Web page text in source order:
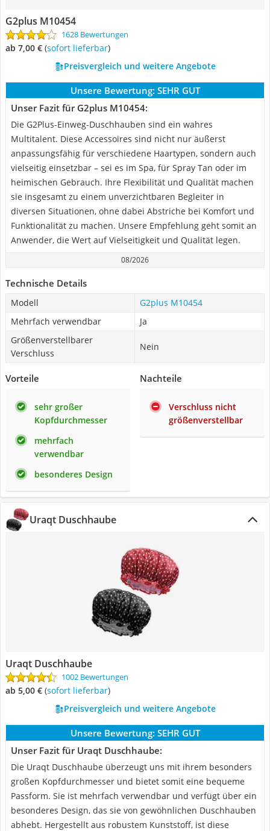
G2plus M10454
1628 Bewertungen
ab 7,00 € ( Sofort lieferbar)
Preisvergleich und weitere Angebote
Unsere Bewertung: SEHR GUT
Unser Fazit für G2plus M10454:
Die G2Plus-Einweg-Duschhauben sind ein wahres
Multitalent. Diese Accessoires sind nicht nur äußerst
anpassungsfähig für verschiedene Haartypen, sondern auch
vielseitig einsetzbar – sei es im Spa, für Spray Tan oder im
heimischen Gebrauch. Ihre Flexibilität und Qualität machen
sie insgesamt zu einem unverzichtbaren Begleiter in
diversen Situationen, ohne dabei Abstriche bei Komfort und
Funktionalität zu machen. Unsere Empfehlung geht somit an
Anwender, die Wert auf Vielseitigkeit und Qualität legen.
08/2026
Technische Details
Modell
G2plus M10454
Mehrfach verwendbar
Ja
Größenverstellbarer
Verschluss
Nein
Vorteile
sehr großer
Kopfdurchmesser
mehrfach
verwendbar
besonderes Design
Nachteile
Verschluss nicht
größenverstellbar
Uraqt Duschhaube
Uraqt Duschhaube
1002 Bewertungen
ab 5,00 € ( Sofort lieferbar)
Preisvergleich und weitere Angebote
Unsere Bewertung: SEHR GUT
Unser Fazit für Uraqt Duschhaube:
Die Uraqt Duschhaube überzeugt uns mit ihrem besonders
großen Kopfdurchmesser und bietet somit eine bequeme
Passform. Sie ist mehrfach verwendbar und verfügt über ein
besonderes Design, das sie von gewöhnlichen Duschhauben
abhebt. Hergestellt aus robustem Kunststoff, ist diese